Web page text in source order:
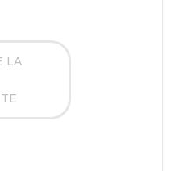
LA